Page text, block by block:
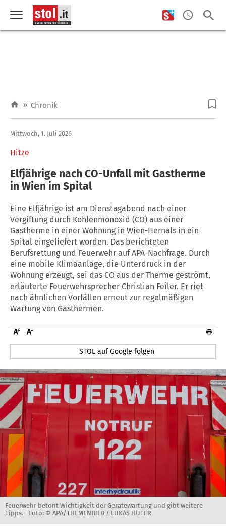
» Chronik
Hitze
Mittwoch, 1. Juli 2026
Elfjährige nach CO-Unfall mit Gastherme
in Wien im Spital
Eine Elfjährige ist am Dienstagabend nach einer
Vergiftung durch Kohlenmonoxid (CO) aus einer
Gastherme in einer Wohnung in Wien-Hernals in ein
Spital eingeliefert worden. Das berichteten
Berufsrettung und Feuerwehr auf APA-Nachfrage. Durch
eine mobile Klimaanlage, die Unterdruck in der
Wohnung erzeugt, sei das CO aus der Therme geströmt,
erläuterte Feuerwehrsprecher Christian Feiler. Er riet
nach ähnlichen Vorfällen erneut zur regelmäßigen
Wartung von Gasthermen.
STOL auf Google folgen
Feuerwehr betont Wichtigkeit der Gerätewartung und gibt weitere
Tipps. - Foto: © APA/THEMENBILD / LUKAS HUTER